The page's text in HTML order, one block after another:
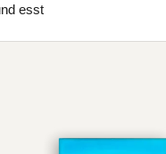
esst